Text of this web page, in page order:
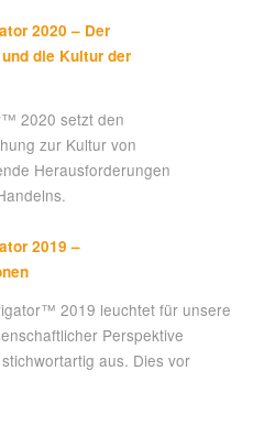
2020 – Der
die Kultur der
2020 setzt den
zur Kultur von
Herausforderungen
2019 –
2019 leuchtet für unsere
Perspektive
aus. Dies vor